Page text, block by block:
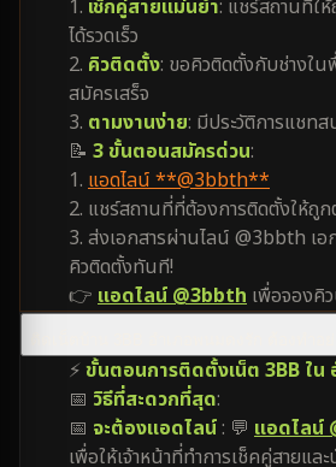
1. เช็กคู่สายแม่นยำ: แชร์สถานที่ใ
ได้รวดเร็ว
2. คิวติดตั้ง: ขอคิวติดตั้งกับช่างใ
สมัครเสร็จ
3. ตามงานง่าย: มีประวัติการแชทส
📝 3 ขั้นตอนสมัครด่วน:
1. แอดไลน์ **@3bbth**
2. แชร์สถานที่ที่ต้องการติดตั้งให้ถู
3. ส่งเอกสารผ่านไลน์ @3bbth เอ
คิวติดตั้งทันที!
👉 แอดไลน์ @3bbth เพื่อจองคิ
⚡ ขั้นตอนการติดตั้งเน็ต 3BB ใน
📅 วิธีที่สะดวกที่สุด:
📅 จะต้องแอดไลน์: 💬 แอดไลน์
เพื่อให้เจ้าหน้าที่ทำการเช็คคู่สายแ